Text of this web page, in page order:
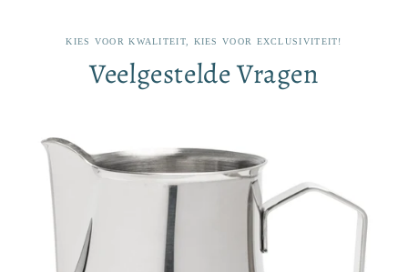
KIES VOOR KWALITEIT, KIES VOOR EXCLUSIVITEIT!
Veelgestelde Vragen